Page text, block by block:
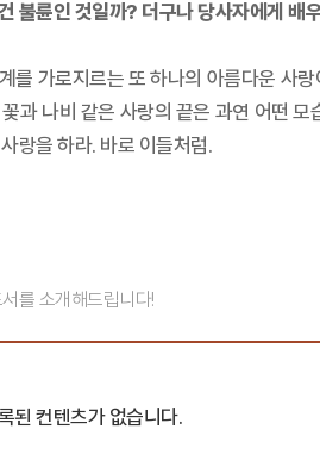
불륜인 것일까? 더구나 당사자에게 배
를 가로지르는 또 하나의 아름다운 사
과 나비 같은 사랑의 끝은 과연 어떤
랑을 하라. 바로 이들처럼.
를 소개해드립니다!
된 컨텐츠가 없습니다.